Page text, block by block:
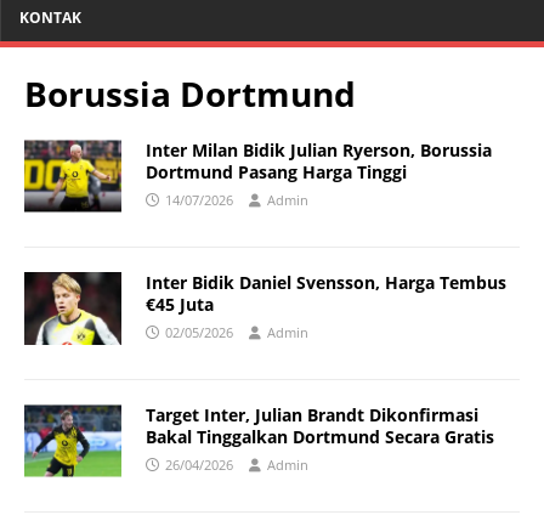
KONTAK
Borussia Dortmund
Inter Milan Bidik Julian Ryerson, Borussia
Dortmund Pasang Harga Tinggi
14/07/2026 Admin
Inter Bidik Daniel Svensson, Harga Tembus
€45 Juta
02/05/2026 Admin
Target Inter, Julian Brandt Dikonfirmasi
Bakal Tinggalkan Dortmund Secara Gratis
26/04/2026 Admin